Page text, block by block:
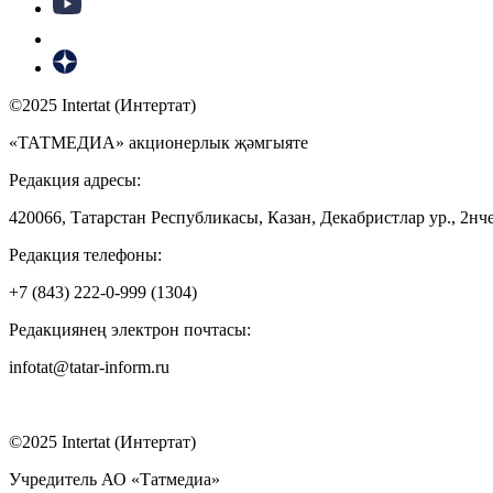
©2025 Intertat (Интертат)
«ТАТМЕДИА» акционерлык җәмгыяте
Редакция адресы:
420066, Татарстан Республикасы, Казан, Декабристлар ур.,
Редакция телефоны:
+7 (843) 222-0-999 (1304)
Редакциянең электрон почтасы:
infotat@tatar-inform.ru
©2025 Intertat (Интертат)
Учредитель АО «Татмедиа»